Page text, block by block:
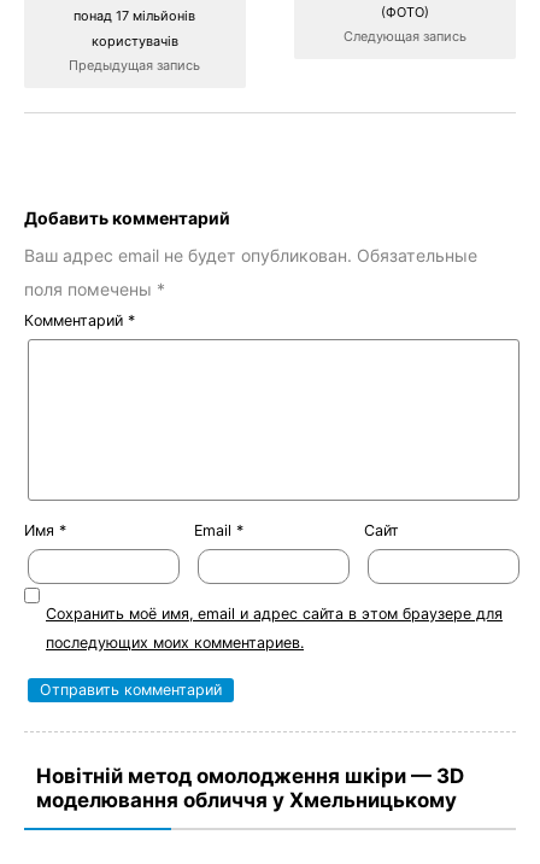
понад 17 мільйонів
користувачів
Предыдущая запись
(ФОТО)
Следующая запись
Добавить комментарий
Ваш адрес email не будет опубликован. Обязательные
поля помечены *
Комментарий *
Имя * Email * Сайт
Сохранить моё имя, email и адрес сайта в этом браузере для
последующих моих комментариев.
Новітній метод омолодження шкіри — 3D
моделювання обличчя у Хмельницькому